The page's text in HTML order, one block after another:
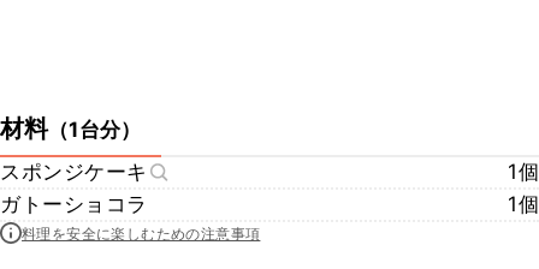
材料（1台分）
スポンジケーキ
1個
ガトーショコラ
1個
料理を安全に楽しむための注意事項